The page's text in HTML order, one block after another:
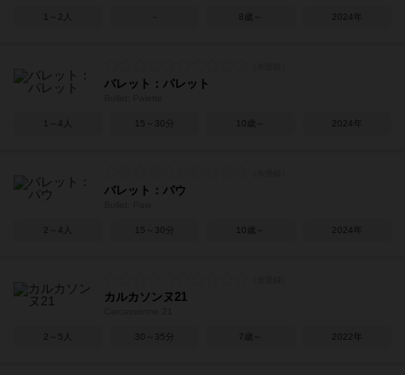
1～2人 8歳～ 2024年
バレット：パレット
1～4人 15～30分 10歳～ 2024年
バレット：パウ
2～4人 15～30分 10歳～ 2024年
カルカソンヌ21
2～5人 30～35分 7歳～ 2022年